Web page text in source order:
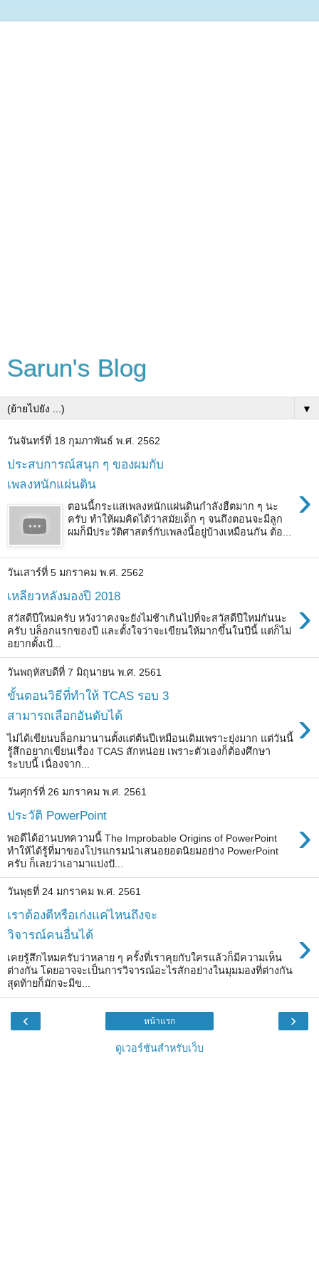
Sarun's Blog
▼
วันจันทร์ที่ 18 กุมภาพันธ์ พ.ศ. 2562
ประสบการณ์สนุก ๆ ของผมกับ
เพลงหนักแผ่นดิน
›
ตอนนี้กระแสเพลงหนักแผ่นดินกำลังฮืตมาก ๆ นะ
ครับ ทำให้ผมคิดได้ว่าสมัยเด็ก ๆ จนถึงตอนจะมีลูก
ผมก็มีประวัติศาสตร์กับเพลงนี้อยู่บ้างเหมือนกัน ต้อ...
วันเสาร์ที่ 5 มกราคม พ.ศ. 2562
เหลียวหลังมองปี 2018 ›
สวัสดีปีใหม่ครับ หวังว่าคงจะยังไม่ช้าเกินไปที่จะสวัสดีปีใหม่กันนะ
ครับ บล็อกแรกของปี และตั้งใจว่าจะเขียนให้มากขึ้นในปีนี้ แต่ก็ไม่
อยากตั้งเป้...
วันพฤหัสบดีที่ 7 มิถุนายน พ.ศ. 2561
ขั้นตอนวิธีที่ทำให้ TCAS รอบ 3
สามารถเลือกอันดับได้
›
ไม่ได้เขียนบล็อกมานานตั้งแต่ต้นปีเหมือนเดิมเพราะยุ่งมาก แต่วันนี้
รู้สึกอยากเขียนเรื่อง TCAS สักหน่อย เพราะตัวเองก็ต้องศึกษา
ระบบนี้ เนื่องจาก...
วันศุกร์ที่ 26 มกราคม พ.ศ. 2561
ประวัติ PowerPoint ›
พอดีได้อ่านบทความนี้ The Improbable Origins of PowerPoint
ทำให้ได้รู้ที่มาของโปรแกรมนำเสนอยอดนิยมอย่าง PowerPoint
ครับ ก็เลยว่าเอามาแบ่งปั...
วันพุธที่ 24 มกราคม พ.ศ. 2561
เราต้องดีหรือเก่งแค่ไหนถึงจะ
วิจารณ์คนอื่นได้
›
เคยรู้สึกไหมครับว่าหลาย ๆ ครั้งที่เราคุยกับใครแล้วก็มีความเห็น
ต่างกัน โดยอาจจะเป็นการวิจารณ์อะไรสักอย่างในมุมมองที่ต่างกัน
สุดท้ายก็มักจะมีข...
‹ ›
หน้าแรก
ดูเวอร์ชันสำหรับเว็บ